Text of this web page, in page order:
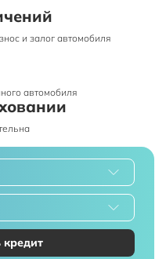
и залог автомобиля
автомобиля